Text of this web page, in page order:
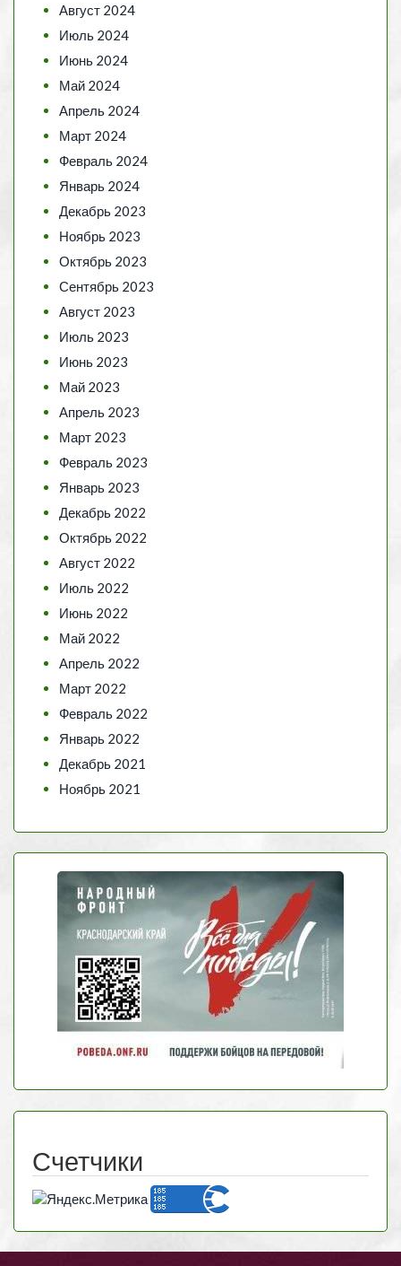
Август 2024
Июль 2024
Июнь 2024
Май 2024
Апрель 2024
Март 2024
Февраль 2024
Январь 2024
Декабрь 2023
Ноябрь 2023
Октябрь 2023
Сентябрь 2023
Август 2023
Июль 2023
Июнь 2023
Май 2023
Апрель 2023
Март 2023
Февраль 2023
Январь 2023
Декабрь 2022
Октябрь 2022
Август 2022
Июль 2022
Июнь 2022
Май 2022
Апрель 2022
Март 2022
Февраль 2022
Январь 2022
Декабрь 2021
Ноябрь 2021
Счетчики